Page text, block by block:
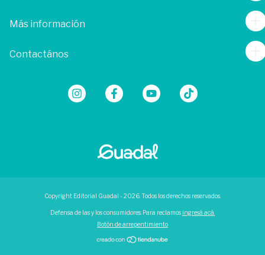
Más información
Contactános
Copyright Editorial Guadal - 2026. Todos los derechos reservados.
Defensa de las y los consumidores. Para reclamos ingresá acá.
Botón de arrepentimiento